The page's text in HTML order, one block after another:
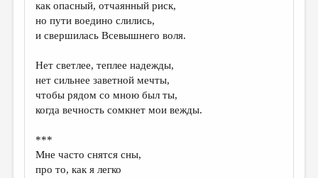
ОТДЕЛЫ И РУБРИКИ
ИЗБРАННОЕ
ДАЙДЖЕСТ
ПРОИЗВЕДЕНИЯ
ПЕРЕВОДЫ
КОНКУРСЫ
ДЕТСКАЯ КОМНАТА
как опасный, отчаянный риск,
но пути воедино слились,
и свершилась Всевышнего воля.
Нет светлее, теплее надежды,
нет сильнее заветной мечты,
чтобы рядом со мною был ты,
когда вечность сомкнет мои вежды.
***
Мне часто снятся сны,
про то, как я легко